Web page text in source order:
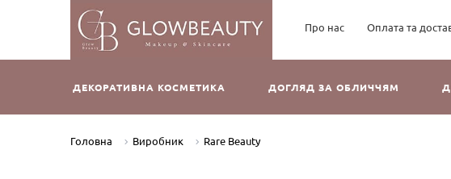
Про нас Оплата та
ДЕКОРАТИВНА КОСМЕТИКА ДОГЛЯД ЗА ОБЛИЧЧЯМ
Головна Виробник Rare Beauty